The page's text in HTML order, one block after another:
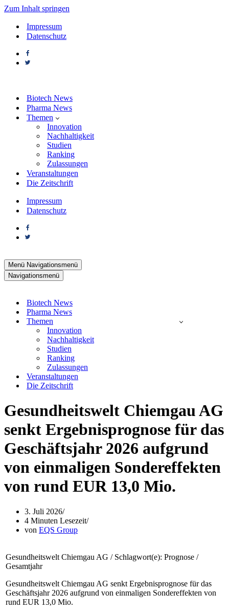
Zum Inhalt springen
Impressum
Datenschutz
Biotech News
Pharma News
Themen
Innovation
Nachhaltigkeit
Studien
Ranking
Zulassungen
Veranstaltungen
Die Zeitschrift
Impressum
Datenschutz
Menü Navigationsmenü
Navigationsmenü
Biotech News
Pharma News
Themen
Innovation
Nachhaltigkeit
Studien
Ranking
Zulassungen
Veranstaltungen
Die Zeitschrift
Gesundheitswelt Chiemgau AG
senkt Ergebnisprognose für das
Geschäftsjahr 2026 aufgrund
von einmaligen Sondereffekten
von rund EUR 13,0 Mio.
3. Juli 2026
4 Minuten Lesezeit
von EQS Group
Gesundheitswelt Chiemgau AG / Schlagwort(e): Prognose /
Gesamtjahr
Gesundheitswelt Chiemgau AG senkt Ergebnisprognose für das
Geschäftsjahr 2026 aufgrund von einmaligen Sondereffekten von
rund EUR 13,0 Mio.